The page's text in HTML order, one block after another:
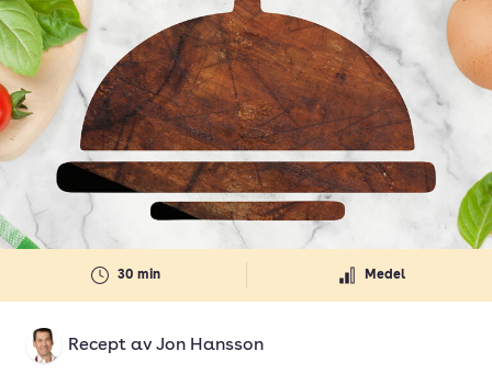
30 min Medel
Recept av Jon Hansson